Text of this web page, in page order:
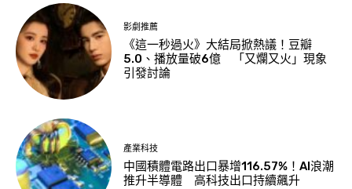
影劇推薦
《這一秒過火》大結局掀熱議！豆瓣
5.0、播放量破6億 「又爛又火」現象
引發討論
產業科技
中國積體電路出口暴增116.57%！AI浪潮
推升半導體 高科技出口持續飆升